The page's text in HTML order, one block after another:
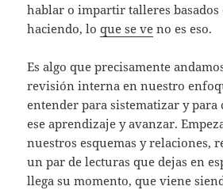
hablar o impartir talleres
haciendo, loque se ve no es eso.
Es algo que precisamente
revisión interna en nuestro
entender para sistematizar y
ese aprendizaje y avanzar.
nuestros esquemas y relaciones,
un par de lecturas que dejas en
llega su momento, que viene